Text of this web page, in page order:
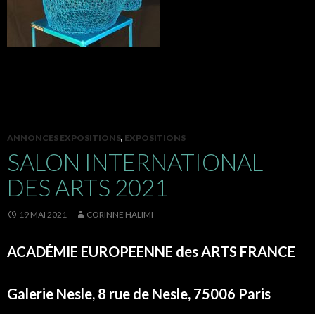
ANNONCES EXPOSITIONS, EXPOSITIONS
SALON INTERNATIONAL
DES ARTS 2021
19 MAI 2021 CORINNE HALIMI
ACADÉMIE EUROPEENNE des ARTS FRANCE
Galerie Nesle, 8 rue de Nesle, 75006 Paris